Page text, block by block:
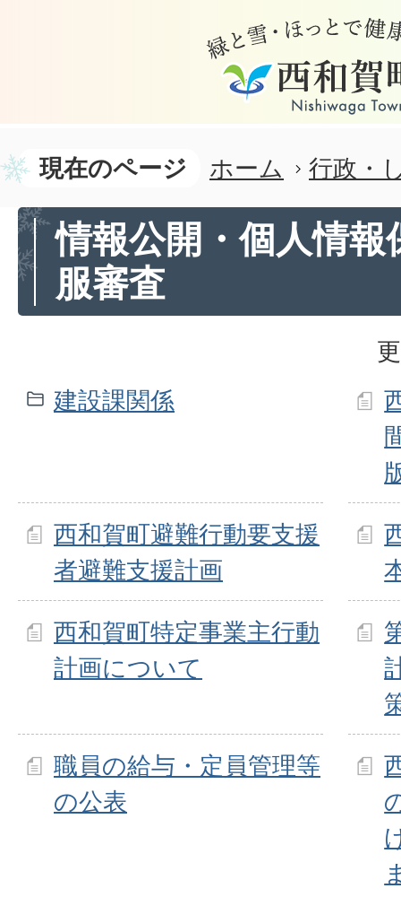
現在のページ ホーム 行政・
情報公開・個人情報
服審査
建設課関係
西和賀町避難行動要支援
者避難支援計画
西和賀町特定事業主行動
計画について
職員の給与・定員管理等
の公表